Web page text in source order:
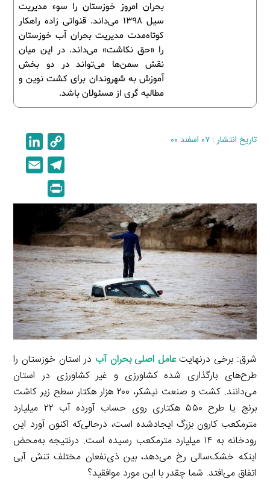
بحران امروز خوزستان را سوء مدیریت
سیل ۱۳۹۸ می‌داند. قنواتی زاده راهکار
کوتاه‌مدت مدیریت بحران آب خوزستان
را «حق نکاشت» می‌داند. در این میان
نقش سمن‌ها می‌تواند در دو بخش
آموزش به شهروندان برای کشت نوین و
مطالبه گری از مسئولان باشد.
تاریخ انتشار : ۰۷ اسفند ۰۰
o
p
y
L
n
k
i
n
e
I
n
e
l
g
r
a
m
r
n
t
شرق: برخی درنهایتعامل اصلی بحران آب در استان خوزستان را
طرح‌های بارگذاری شده کشاورزی و غیر کشاورزی در استان
می‌دانند. کشت و صنعت نیشکر، ۲۰۰ هزار هکتار سطح زیر کاشت
برنج یا طرح ۵۵۰ هکتاری روی حساب آورده آب ۲۲ میلیارد
مترمکعب کارون بزرگ ایجادشده است، درحالی‌که اکنون آورد این
رودخانه به ۱۴ میلیارد مترمکعب رسیده است. درنتیجه به‌محض
اینکه خشک‌سالی رخ می‌دهد، بین ذی‌نفعان مختلف تنش آبی
اتفاق می‌افتد. شما چقدر با این مورد موافقید؟